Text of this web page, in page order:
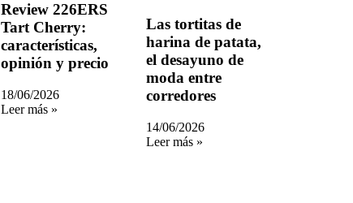
Review 226ERS
Tart Cherry:
características,
opinión y precio
18/06/2026
Leer más »
Las tortitas de
harina de patata,
el desayuno de
moda entre
corredores
14/06/2026
Leer más »